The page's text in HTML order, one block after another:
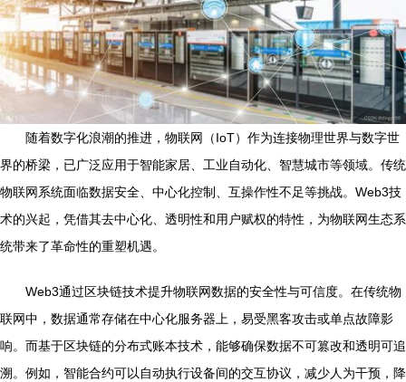
随着数字化浪潮的推进，物联网（IoT）作为连接物理世界与数字世
界的桥梁，已广泛应用于智能家居、工业自动化、智慧城市等领域。传统
物联网系统面临数据安全、中心化控制、互操作性不足等挑战。Web3技
术的兴起，凭借其去中心化、透明性和用户赋权的特性，为物联网生态系
统带来了革命性的重塑机遇。
Web3通过区块链技术提升物联网数据的安全性与可信度。在传统物
联网中，数据通常存储在中心化服务器上，易受黑客攻击或单点故障影
响。而基于区块链的分布式账本技术，能够确保数据不可篡改和透明可追
溯。例如，智能合约可以自动执行设备间的交互协议，减少人为干预，降